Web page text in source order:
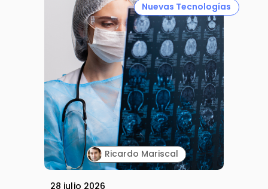
Nuevas Tecnologías
Ricardo Mariscal
28 julio 2026